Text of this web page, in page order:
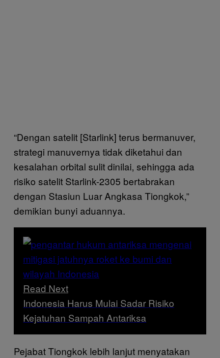
“Dengan satelit [Starlink] terus bermanuver,
strategi manuvernya tidak diketahui dan
kesalahan orbital sulit dinilai, sehingga ada
risiko satelit Starlink-2305 bertabrakan
dengan Stasiun Luar Angkasa Tiongkok,”
demikian bunyi aduannya.
Read Next
Indonesia Harus Mulai Sadar Risiko
Kejatuhan Sampah Antariksa
Pejabat Tiongkok lebih lanjut menyatakan